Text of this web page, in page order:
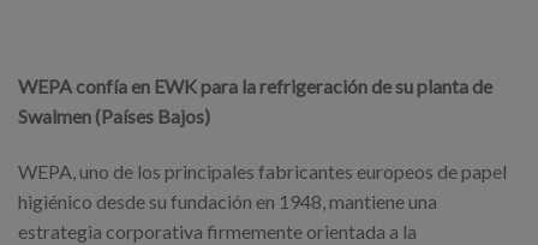
WEPA confía en EWK para la refrigeración de su planta de
Swalmen (Países Bajos)
WEPA, uno de los principales fabricantes europeos de papel
higiénico desde su fundación en 1948, mantiene una
estrategia corporativa firmemente orientada a la